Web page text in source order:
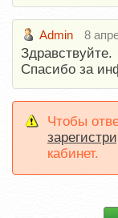
Admin 8
Здравствуйте.
Спасибо за
Чтобы
кабинет.